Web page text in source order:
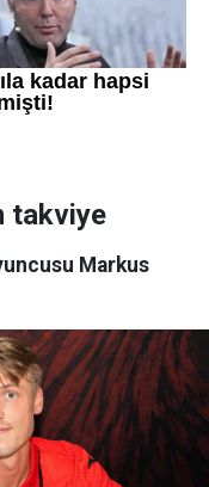
takviye
Markus